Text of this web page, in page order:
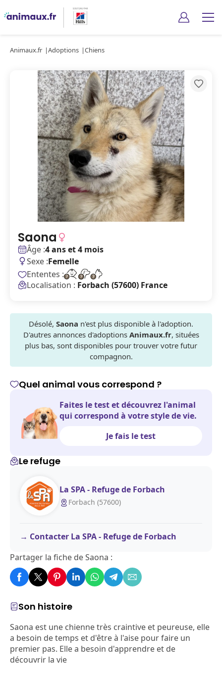
Animaux.fr Adoptions Chiens
Saona
Âge :4 ans et 4 mois
Sexe :Femelle
Ententes :
Localisation : Forbach (57600) France
Désolé, Saona n'est plus disponible à l'adoption.
D'autres annonces d'adoptions Animaux.fr, situées
plus bas, sont disponibles pour trouver votre futur
compagnon.
Son histoire
Saona est une chienne très craintive et peureuse, elle
a besoin de temps et d'être à l'aise pour faire un
premier pas. Elle a besoin d'apprendre et de
découvrir la vie
Quel animal vous correspond ?
Faites le test et découvrez l'animal
qui correspond à votre style de vie.
Je fais le test
Le refuge
La SPA - Refuge de Forbach
Forbach (57600)
Contacter La SPA - Refuge de Forbach
Partager la fiche de Saona :